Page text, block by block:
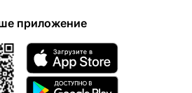
приложение